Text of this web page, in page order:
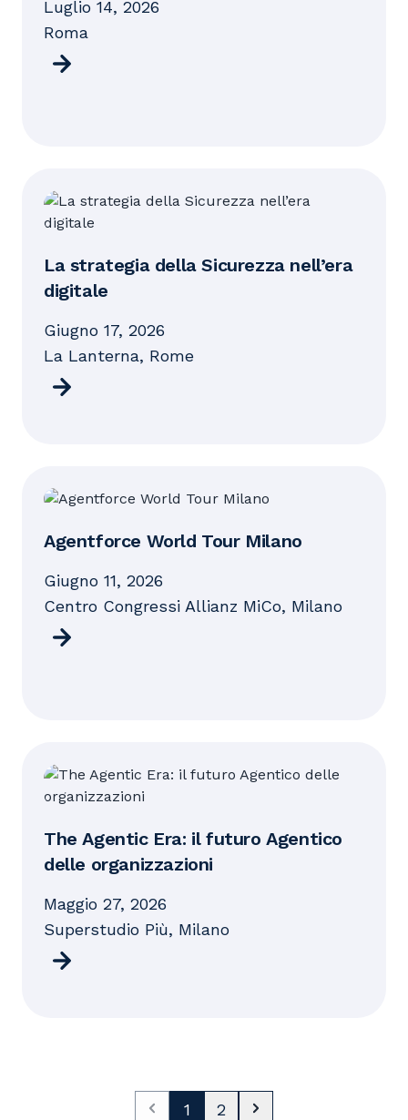
luglio 14, 2026
Roma
La strategia​ della Sicurezza nell’era
digitale
giugno 17, 2026
La Lanterna, Rome
Agentforce World Tour Milano
giugno 11, 2026
Centro Congressi Allianz MiCo, Milano
The Agentic Era: il futuro Agentico
delle organizzazioni
maggio 27, 2026
Superstudio Più, Milano
1 2